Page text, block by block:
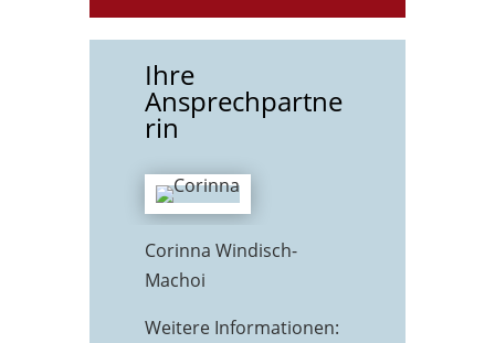
Ihre
Ansprechpartne
rin
Corinna Windisch-
Machoi
Weitere Informationen: